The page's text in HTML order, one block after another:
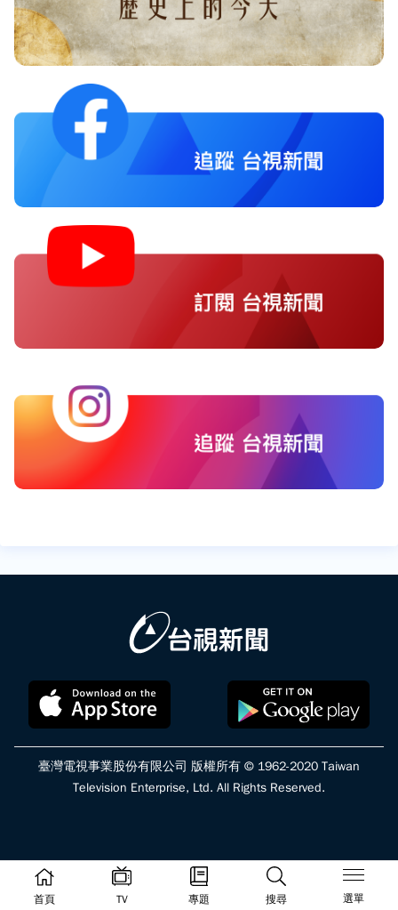
首頁 TV 專題 搜尋 選單
臺灣電視事業股份有限公司 版權所有 © 1962-2020 Taiwan
Television Enterprise, Ltd. All Rights Reserved.